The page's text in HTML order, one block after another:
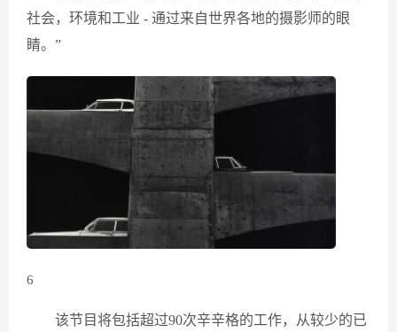
社会，环境和工业 - 通过来自世界各地的摄影师的眼
睛。”
6
该节目将包括超过90次辛辛格的工作，从较少的已